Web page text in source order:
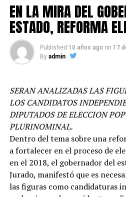
EN LA MIRA DEL
ESTADO, REFORMA
Published 10 años ago on 17
By admin
SERAN ANALIZADAS LAS
LOS CANDIDATOS
DIPUTADOS DE ELECCION
PLURINOMINAL.
Dentro del tema sobre una
a fortalecer en el proceso de
en el 2018, el gobernador del
Jurado, manifestó que es
las figuras como candidaturas